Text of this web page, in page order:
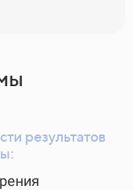
результатов